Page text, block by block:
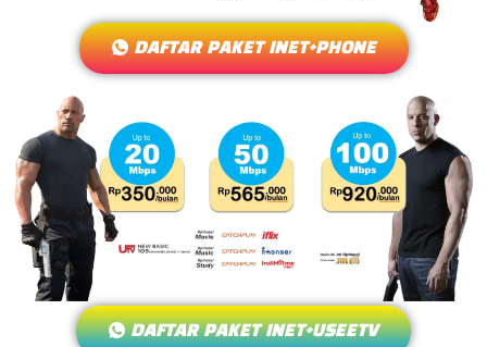
DAFTAR PAKET INET+PHONE
DAFTAR PAKET INET+USEETV